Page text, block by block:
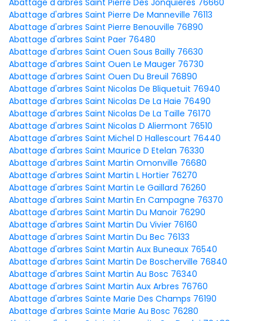
Abattage d'arbres Saint Pierre Des Jonquieres 76660
Abattage d'arbres Saint Pierre De Manneville 76113
Abattage d'arbres Saint Pierre Benouville 76890
Abattage d'arbres Saint Paer 76480
Abattage d'arbres Saint Ouen Sous Bailly 76630
Abattage d'arbres Saint Ouen Le Mauger 76730
Abattage d'arbres Saint Ouen Du Breuil 76890
Abattage d'arbres Saint Nicolas De Bliquetuit 76940
Abattage d'arbres Saint Nicolas De La Haie 76490
Abattage d'arbres Saint Nicolas De La Taille 76170
Abattage d'arbres Saint Nicolas D Aliermont 76510
Abattage d'arbres Saint Michel D Hallescourt 76440
Abattage d'arbres Saint Maurice D Etelan 76330
Abattage d'arbres Saint Martin Omonville 76680
Abattage d'arbres Saint Martin L Hortier 76270
Abattage d'arbres Saint Martin Le Gaillard 76260
Abattage d'arbres Saint Martin En Campagne 76370
Abattage d'arbres Saint Martin Du Manoir 76290
Abattage d'arbres Saint Martin Du Vivier 76160
Abattage d'arbres Saint Martin Du Bec 76133
Abattage d'arbres Saint Martin Aux Buneaux 76540
Abattage d'arbres Saint Martin De Boscherville 76840
Abattage d'arbres Saint Martin Au Bosc 76340
Abattage d'arbres Saint Martin Aux Arbres 76760
Abattage d'arbres Sainte Marie Des Champs 76190
Abattage d'arbres Sainte Marie Au Bosc 76280